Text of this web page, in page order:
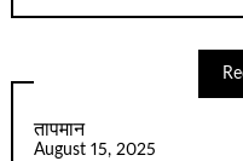
तापमान
August 15, 2025